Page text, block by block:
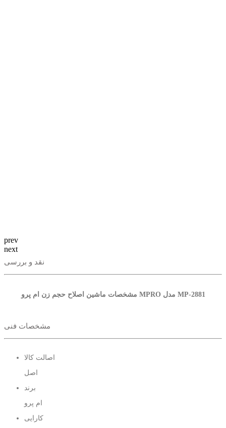
prev
next
نقد و بررسی
مشخصات ماشین اصلاح حجم زن ام پرو MPRO مدل MP-2881
مشخصات فنی
اصالت کالا
اصل
برند
ام پرو
کارایی